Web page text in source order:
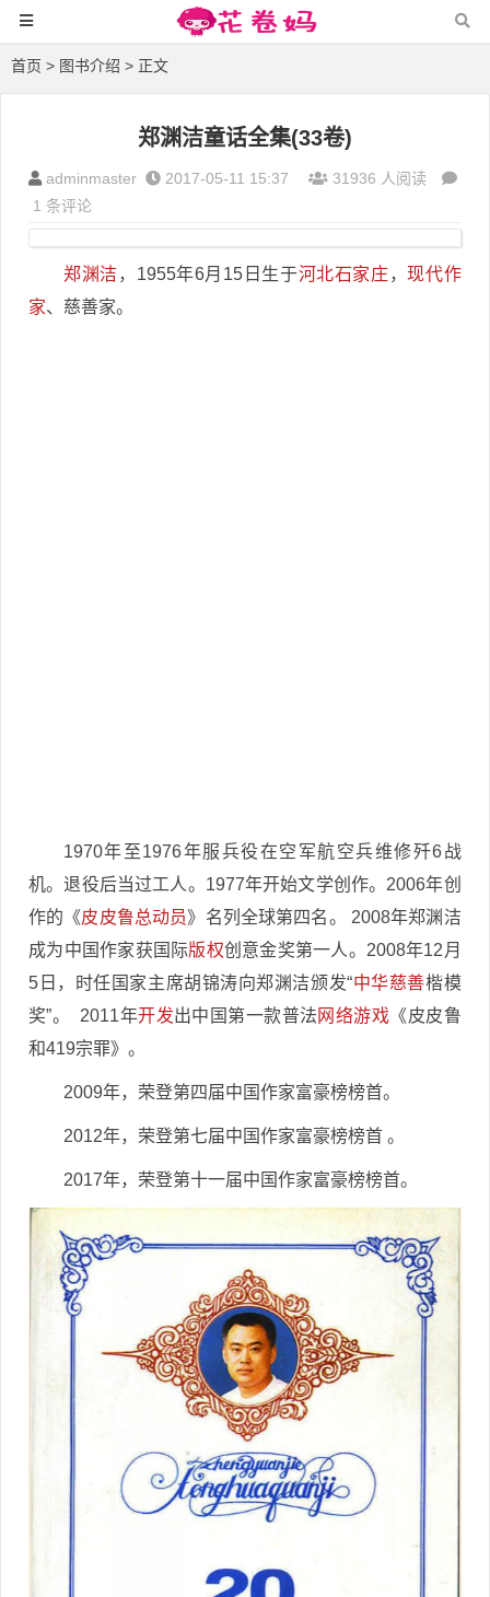
首页 > 图书介绍 > 正文
郑渊洁童话全集(33卷)
adminmaster 2017-05-11 15:37
31936 人阅读
1 条评论
郑渊洁，1955年6月15日生于河北石家庄，现代作
家、慈善家。
1970年至1976年服兵役在空军航空兵维修歼6战
机。退役后当过工人。1977年开始文学创作。2006年创
作的《皮皮鲁总动员》名列全球第四名。 2008年郑渊洁
成为中国作家获国际版权创意金奖第一人。2008年12月
5日，时任国家主席胡锦涛向郑渊洁颁发“中华慈善楷模
奖”。 2011年开发出中国第一款普法 网络游戏 《皮皮鲁
和419宗罪》。
2009年，荣登第四届中国作家富豪榜榜首。
2012年，荣登第七届中国作家富豪榜榜首 。
2017年，荣登第十一届中国作家富豪榜榜首。